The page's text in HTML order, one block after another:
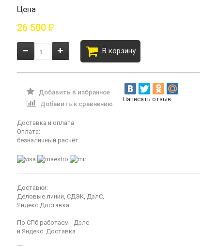
Цена
26 500 ₽
В корзину
Добавить в избранное
Добавить к сравнению
Написать отзыв
Доставка и оплата
Оплата:
безналичный расчёт
Доставки:
Деловые линии, СДЭК, ДэлС,
Яндекс.Доставка.
По СПб работаем - Дэлс
и Яндекс. Доставка